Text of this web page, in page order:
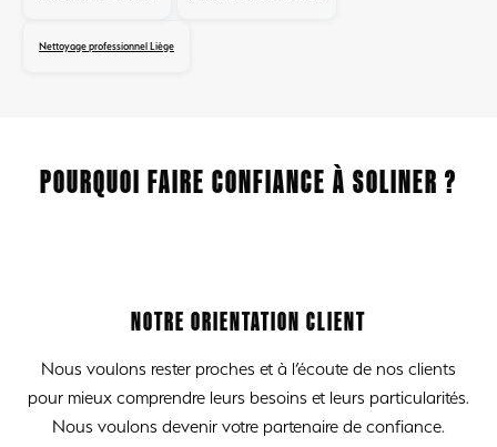
Nettoyage professionnel Liège
POURQUOI FAIRE CONFIANCE À SOLINER ?
NOTRE ORIENTATION CLIENT
Nous voulons rester proches et à l’écoute de nos clients
pour mieux comprendre leurs besoins et leurs particularités.
Nous voulons devenir votre partenaire de confiance.